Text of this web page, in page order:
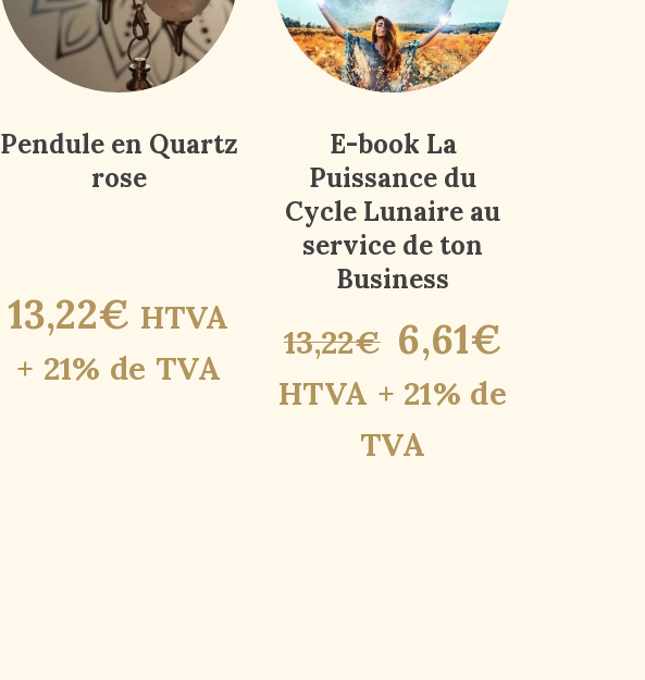
Pendule en Quartz
rose
13,22€ HTVA
+ 21% de TVA
E-book La
Puissance du
Cycle Lunaire au
service de ton
Business
13,22€ 6,61€
HTVA + 21% de
TVA